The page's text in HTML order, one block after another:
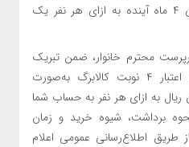
سرپرستان خانوارهای ایرانی برای ۴ ماه آینده به ازای هر نفر یک
محترم خانوار، ضمن تبریک
میلاد باسعادت امام علی (ع)، اعتبار ۴ نوبت کالابرگ به‌صورت
و به مبلغ ۴۰ میلیون ریال به ازای هر نفر به حساب شما
برداشت، شیوه خرید و زمان
طریق اطلاع‌رسانی عمومی اعلام